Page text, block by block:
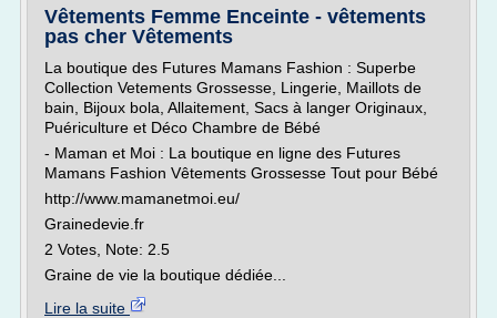
Vêtements Femme Enceinte - vêtements
pas cher Vêtements
La boutique des Futures Mamans Fashion : Superbe
Collection Vetements Grossesse, Lingerie, Maillots de
bain, Bijoux bola, Allaitement, Sacs à langer Originaux,
Puériculture et Déco Chambre de Bébé
- Maman et Moi : La boutique en ligne des Futures
Mamans Fashion Vêtements Grossesse Tout pour Bébé
http://www.mamanetmoi.eu/
Grainedevie.fr
2 Votes, Note: 2.5
Graine de vie la boutique dédiée...
Lire la suite